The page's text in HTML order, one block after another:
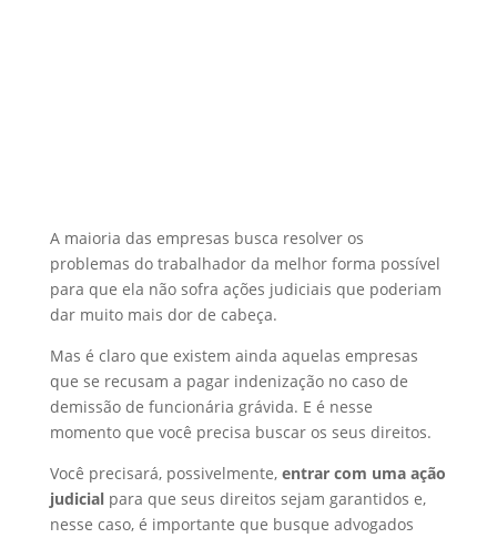
A maioria das empresas busca resolver os
problemas do trabalhador da melhor forma possível
para que ela não sofra ações judiciais que poderiam
dar muito mais dor de cabeça.
Mas é claro que existem ainda aquelas empresas
que se recusam a pagar indenização no caso de
demissão de funcionária grávida. E é nesse
momento que você precisa buscar os seus direitos.
Você precisará, possivelmente,entrar com uma ação
judicialpara que seus direitos sejam garantidos e,
nesse caso, é importante que busque advogados